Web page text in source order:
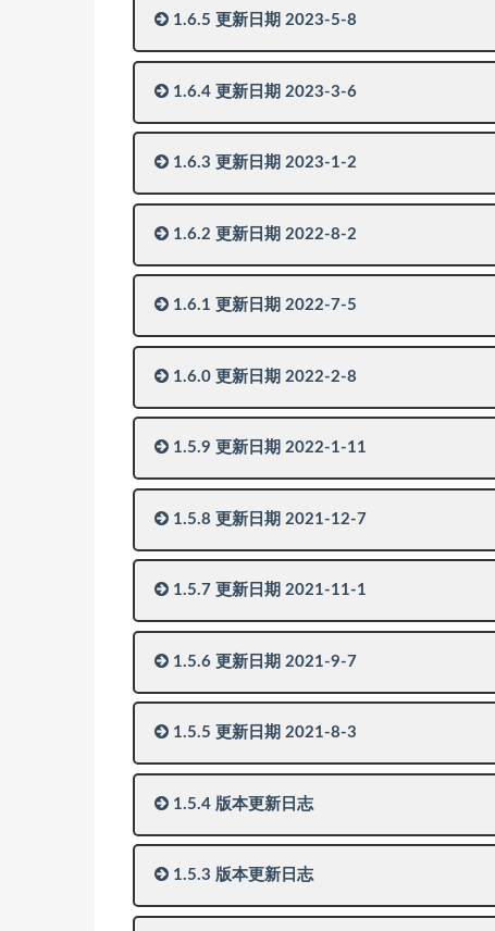
1.6.5 更新日期 2023-5-8
1.6.4 更新日期 2023-3-6
1.6.3 更新日期 2023-1-2
1.6.2 更新日期 2022-8-2
1.6.1 更新日期 2022-7-5
1.6.0 更新日期 2022-2-8
1.5.9 更新日期 2022-1-11
1.5.8 更新日期 2021-12-7
1.5.7 更新日期 2021-11-1
1.5.6 更新日期 2021-9-7
1.5.5 更新日期 2021-8-3
1.5.4 版本更新日志
1.5.3 版本更新日志